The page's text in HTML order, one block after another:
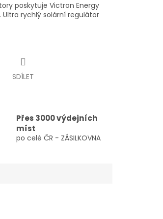
poskytuje Victron Energy
rychlý solární regulátor
SDÍLET
Přes 3000 výdejních
míst
po celé ČR - ZÁSILKOVNA